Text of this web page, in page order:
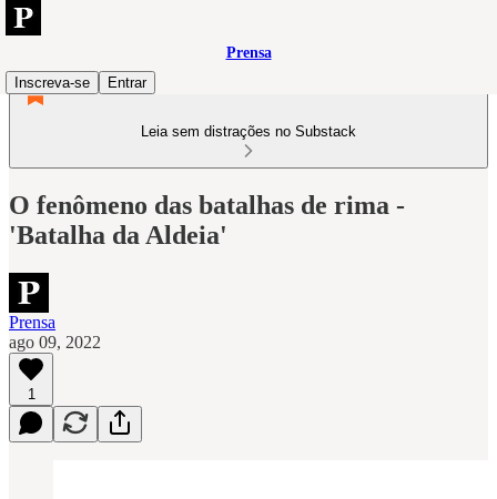
Prensa
Inscreva-se
Entrar
Leia sem distrações no Substack
O fenômeno das batalhas de rima -
'Batalha da Aldeia'
Prensa
ago 09, 2022
1